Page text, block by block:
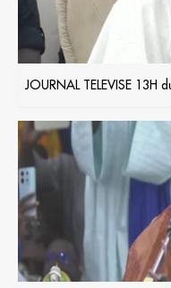
JOURNAL TELEVISE 13H